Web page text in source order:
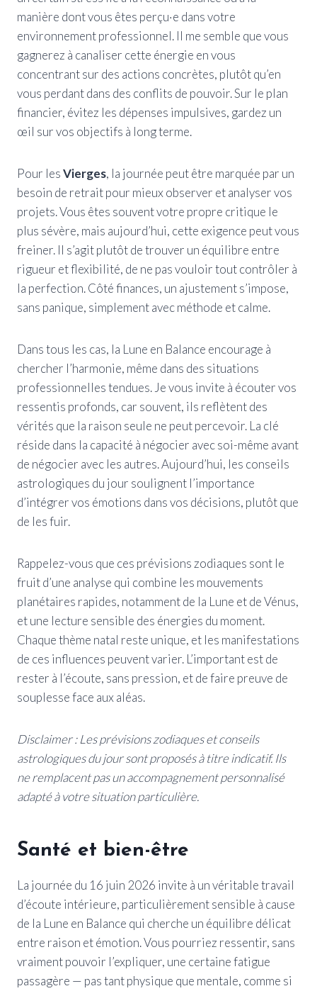
manière dont vous êtes perçu·e dans votre
environnement professionnel. Il me semble que vous
gagnerez à canaliser cette énergie en vous
concentrant sur des actions concrètes, plutôt qu’en
vous perdant dans des conflits de pouvoir. Sur le plan
financier, évitez les dépenses impulsives, gardez un
œil sur vos objectifs à long terme.
Pour lesVierges, la journée peut être marquée par un
besoin de retrait pour mieux observer et analyser vos
projets. Vous êtes souvent votre propre critique le
plus sévère, mais aujourd’hui, cette exigence peut vous
freiner. Il s’agit plutôt de trouver un équilibre entre
rigueur et flexibilité, de ne pas vouloir tout contrôler à
la perfection. Côté finances, un ajustement s’impose,
sans panique, simplement avec méthode et calme.
Dans tous les cas, la Lune en Balance encourage à
chercher l’harmonie, même dans des situations
professionnelles tendues. Je vous invite à écouter vos
ressentis profonds, car souvent, ils reflètent des
vérités que la raison seule ne peut percevoir. La clé
réside dans la capacité à négocier avec soi-même avant
de négocier avec les autres. Aujourd’hui, les conseils
astrologiques du jour soulignent l’importance
d’intégrer vos émotions dans vos décisions, plutôt que
de les fuir.
Rappelez-vous que ces prévisions zodiaques sont le
fruit d’une analyse qui combine les mouvements
planétaires rapides, notamment de la Lune et de Vénus,
et une lecture sensible des énergies du moment.
Chaque thème natal reste unique, et les manifestations
de ces influences peuvent varier. L’important est de
rester à l’écoute, sans pression, et de faire preuve de
souplesse face aux aléas.
Disclaimer : Les prévisions zodiaques et conseils
astrologiques du jour sont proposés à titre indicatif. Ils
ne remplacent pas un accompagnement personnalisé
adapté à votre situation particulière.
Santé et bien-être
La journée du 16 juin 2026 invite à un véritable travail
d’écoute intérieure, particulièrement sensible à cause
de la Lune en Balance qui cherche un équilibre délicat
entre raison et émotion. Vous pourriez ressentir, sans
vraiment pouvoir l’expliquer, une certaine fatigue
passagère — pas tant physique que mentale, comme si